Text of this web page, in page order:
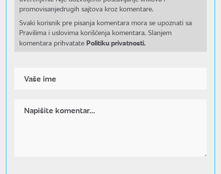
promovisanjedrugih sajtova kroz komentare.
Svaki korisnik pre pisanja komentara mora se upoznati sa
Pravilima i uslovima korišćenja komentara. Slanjem
komentara prihvatate Politiku privatnosti.